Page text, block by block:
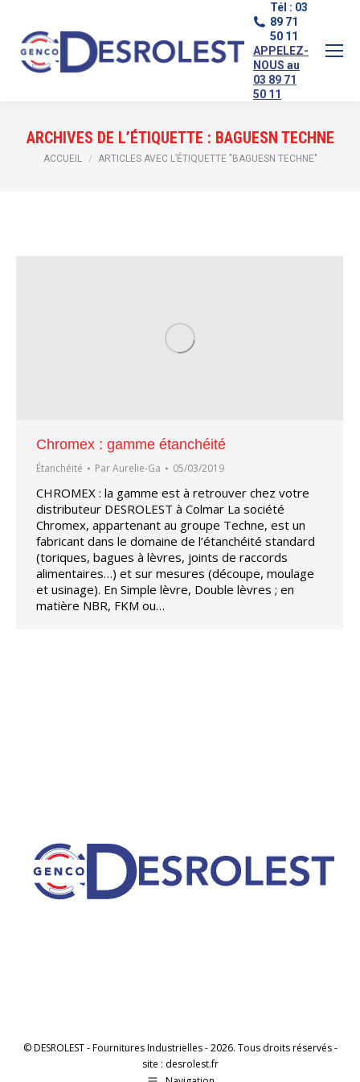
Tél : 03
89 71
50 11
APPELEZ-
NOUS au
03 89 71
50 11
ARCHIVES DE L’ÉTIQUETTE : BAGUESN TECHNE
Vous êtes ici :
ACCUEIL ARTICLES AVEC L’ÉTIQUETTE "BAGUESN TECHNE"
Chromex : gamme étanchéité
Étanchéité ParAurelie-Ga 05/03/2019
CHROMEX : la gamme est à retrouver chez votre
distributeur DESROLEST à Colmar La société
Chromex, appartenant au groupe Techne, est un
fabricant dans le domaine de l’étanchéité standard
(toriques, bagues à lèvres, joints de raccords
alimentaires…) et sur mesures (découpe, moulage
et usinage). En Simple lèvre, Double lèvres ; en
matière NBR, FKM ou…
© DESROLEST - Fournitures Industrielles - 2026. Tous droits réservés -
site : desrolest.fr